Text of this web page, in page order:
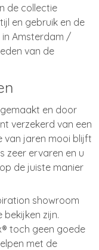
de collectie
en gebruik en de
in Amsterdam /
van de
en door
verzekerd van een
van jaren mooi blijft
zeer ervaren en u
de juiste manier
showroom
zijn.
toch geen goede
met de